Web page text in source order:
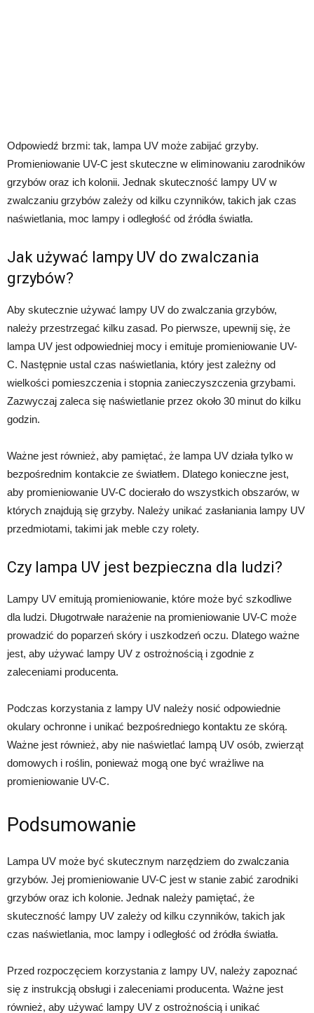
Odpowiedź brzmi: tak, lampa UV może zabijać grzyby.
Promieniowanie UV-C jest skuteczne w eliminowaniu zarodników
grzybów oraz ich kolonii. Jednak skuteczność lampy UV w
zwalczaniu grzybów zależy od kilku czynników, takich jak czas
naświetlania, moc lampy i odległość od źródła światła.
Jak używać lampy UV do zwalczania
grzybów?
Aby skutecznie używać lampy UV do zwalczania grzybów,
należy przestrzegać kilku zasad. Po pierwsze, upewnij się, że
lampa UV jest odpowiedniej mocy i emituje promieniowanie UV-
C. Następnie ustal czas naświetlania, który jest zależny od
wielkości pomieszczenia i stopnia zanieczyszczenia grzybami.
Zazwyczaj zaleca się naświetlanie przez około 30 minut do kilku
godzin.
Ważne jest również, aby pamiętać, że lampa UV działa tylko w
bezpośrednim kontakcie ze światłem. Dlatego konieczne jest,
aby promieniowanie UV-C docierało do wszystkich obszarów, w
których znajdują się grzyby. Należy unikać zasłaniania lampy UV
przedmiotami, takimi jak meble czy rolety.
Czy lampa UV jest bezpieczna dla ludzi?
Lampy UV emitują promieniowanie, które może być szkodliwe
dla ludzi. Długotrwałe narażenie na promieniowanie UV-C może
prowadzić do poparzeń skóry i uszkodzeń oczu. Dlatego ważne
jest, aby używać lampy UV z ostrożnością i zgodnie z
zaleceniami producenta.
Podczas korzystania z lampy UV należy nosić odpowiednie
okulary ochronne i unikać bezpośredniego kontaktu ze skórą.
Ważne jest również, aby nie naświetlać lampą UV osób, zwierząt
domowych i roślin, ponieważ mogą one być wrażliwe na
promieniowanie UV-C.
Podsumowanie
Lampa UV może być skutecznym narzędziem do zwalczania
grzybów. Jej promieniowanie UV-C jest w stanie zabić zarodniki
grzybów oraz ich kolonie. Jednak należy pamiętać, że
skuteczność lampy UV zależy od kilku czynników, takich jak
czas naświetlania, moc lampy i odległość od źródła światła.
Przed rozpoczęciem korzystania z lampy UV, należy zapoznać
się z instrukcją obsługi i zaleceniami producenta. Ważne jest
również, aby używać lampy UV z ostrożnością i unikać